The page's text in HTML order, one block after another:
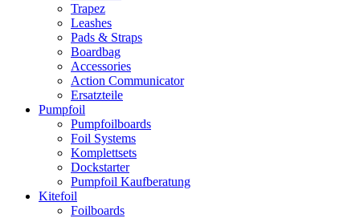
Trapez
Leashes
Pads & Straps
Boardbag
Accessories
Action Communicator
Ersatzteile
Pumpfoil
Pumpfoilboards
Foil Systems
Komplettsets
Dockstarter
Pumpfoil Kaufberatung
Kitefoil
Foilboards